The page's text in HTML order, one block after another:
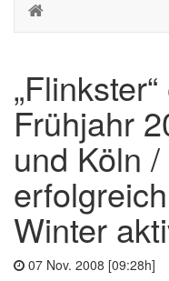
Frühjahr
und Köln
Winter
07 Nov. 2008 [09:28h]